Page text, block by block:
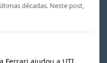
décadas. Neste post,